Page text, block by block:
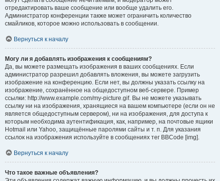
отредактировать ваше сообщение или вообще удалить его.
Администратор конференции также может ограничить количество
смайликов, которое можно использовать в сообщении.
Вернуться к началу
Могу ли я добавлять изображения к сообщениям?
Да, вы можете размещать изображения в ваших сообщениях. Если
администратор разрешил добавлять вложения, вы можете загрузить
изображение на конференцию. Если нет, вы должны указать ссылку на
изображение, сохранённое на общедоступном веб-сервере. Пример
ссылки: http://www.example.com/my-picture.gif. Вы не можете указывать
ссылку ни на изображения, хранящиеся на вашем компьютере (если он не
является общедоступным сервером), ни на изображения, для доступа к
которым необходима аутентификация, как, например, на почтовые ящики
Hotmail или Yahoo, защищённые паролями сайты и т. п. Для указания
ссылок на изображения используйте в сообщениях тег BBCode [img].
Вернуться к началу
Что такое важные объявления?